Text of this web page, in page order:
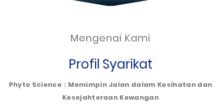
Mengenai Kami
Profil Syarikat
Phyto Science：Memimpin Jalan dalam Kesihatan dan
Kesejahteraan Kewangan